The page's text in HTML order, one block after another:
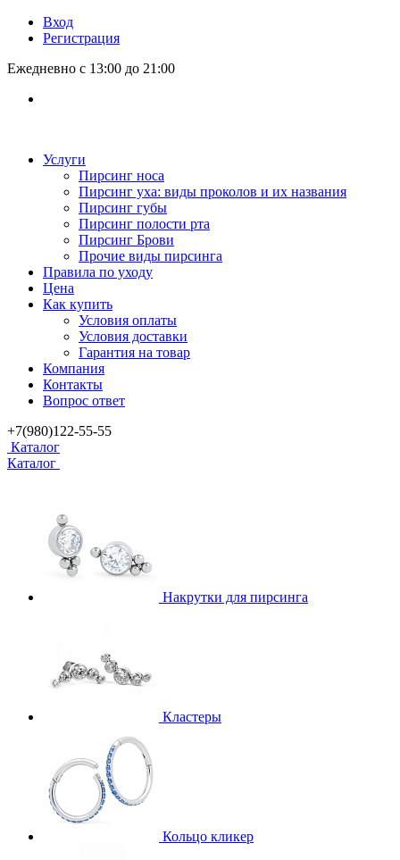
Вход
Регистрация
Ежедневно с 13:00 до 21:00
Услуги
Пирсинг носа
Пирсинг уха: виды проколов и их названия
Пирсинг губы
Пирсинг полости рта
Пирсинг Брови
Прочие виды пирсинга
Правила по уходу
Цена
Как купить
Условия оплаты
Условия доставки
Гарантия на товар
Компания
Контакты
Вопрос ответ
+7(980)122-55-55
Каталог
Каталог
Накрутки для пирсинга
Кластеры
Кольцо кликер